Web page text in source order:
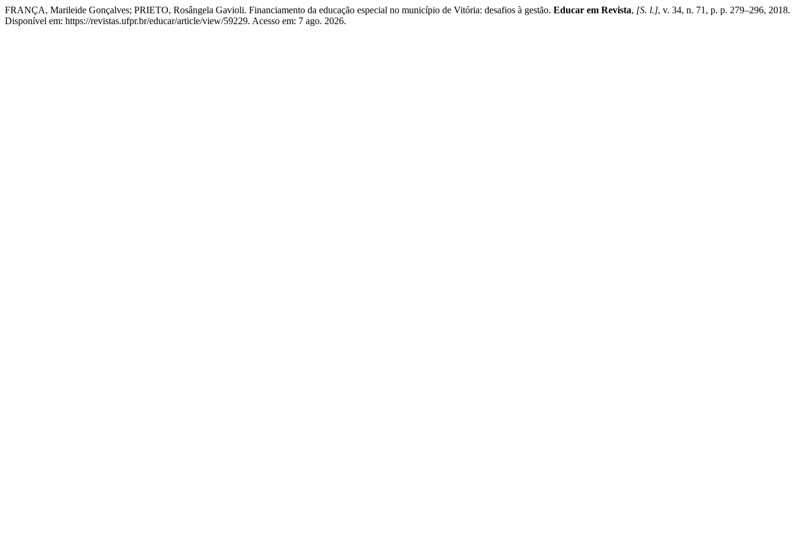
FRANÇA, Marileide Gonçalves; PRIETO, Rosângela Gavioli. Financiamento da educação especial no município de Vitória: desafios à gestão. Educar em Revista, [S. l.], v. 34, n. 71, p. p. 279–296, 2018.
Disponível em: https://revistas.ufpr.br/educar/article/view/59229. Acesso em: 7 ago. 2026.